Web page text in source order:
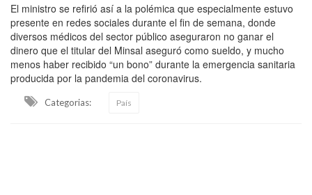
El ministro se refirió así a la polémica que especialmente estuvo
presente en redes sociales durante el fin de semana, donde
diversos médicos del sector público aseguraron no ganar el
dinero que el titular del Minsal aseguró como sueldo, y mucho
menos haber recibido “un bono” durante la emergencia sanitaria
producida por la pandemia del coronavirus.
Categorias: País